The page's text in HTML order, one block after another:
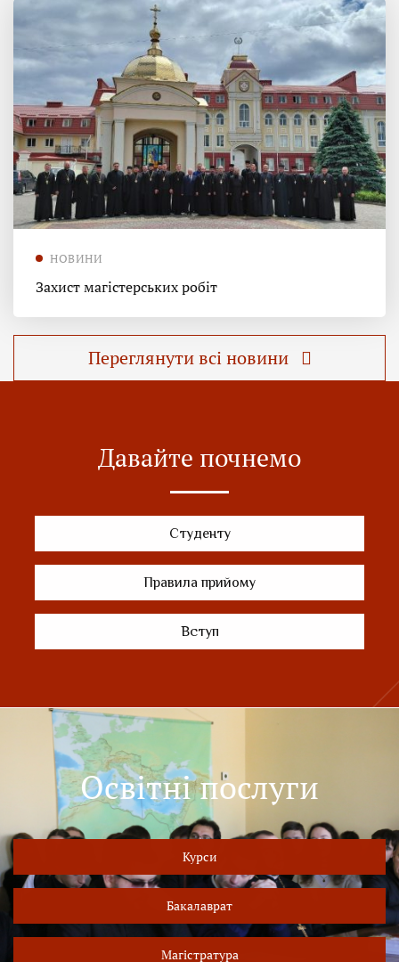
НОВИНИ
Захист магістерських робіт
Переглянути всі новини
Давайте почнемо
Студенту
Правила прийому
Вступ
Освітні послуги
Курси
Бакалаврат
Магістратура